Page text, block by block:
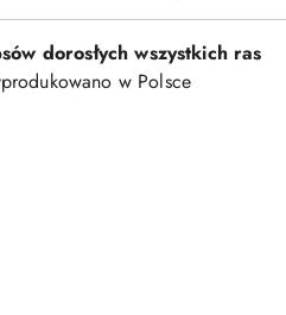
dorosłych wszystkich ras
w Polsce